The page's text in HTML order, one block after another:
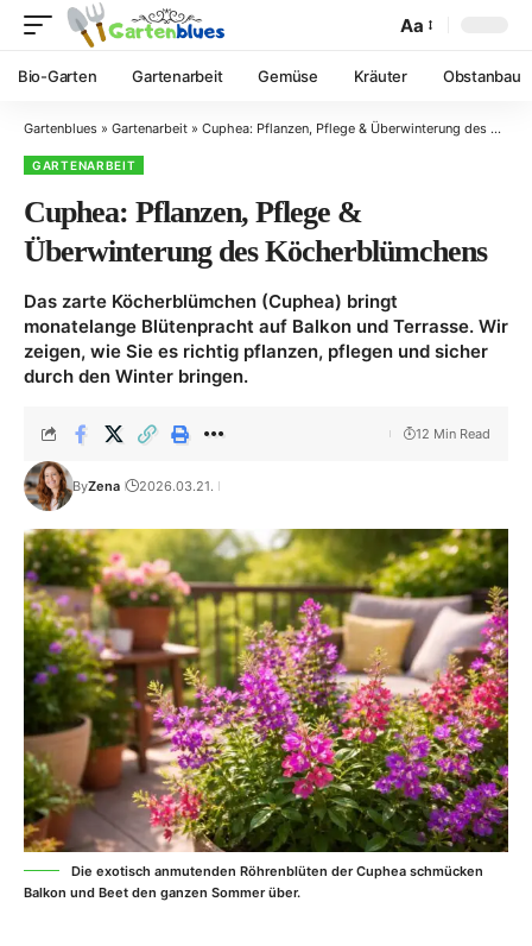
Aa
Bio-Garten Gartenarbeit Gemüse Kräuter Obstanbau
Gartenblues » Gartenarbeit » Cuphea: Pflanzen, Pflege & Überwinterung des Köcherblümchens
GARTENARBEIT
Cuphea: Pflanzen, Pflege &
Überwinterung des Köcherblümchens
Das zarte Köcherblümchen (Cuphea) bringt
monatelange Blütenpracht auf Balkon und Terrasse. Wir
zeigen, wie Sie es richtig pflanzen, pflegen und sicher
durch den Winter bringen.
ByZena 2026.03.21.
12 Min Read
Die exotisch anmutenden Röhrenblüten der Cuphea schmücken
Balkon und Beet den ganzen Sommer über.